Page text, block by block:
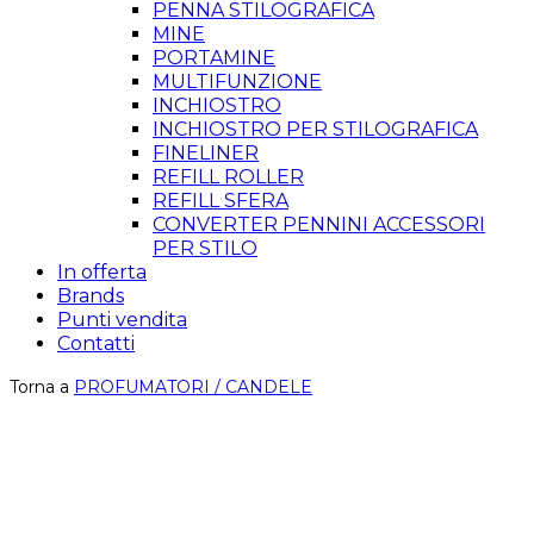
PENNA STILOGRAFICA
MINE
PORTAMINE
MULTIFUNZIONE
INCHIOSTRO
INCHIOSTRO PER STILOGRAFICA
FINELINER
REFILL ROLLER
REFILL SFERA
CONVERTER PENNINI ACCESSORI
PER STILO
In offerta
Brands
Punti vendita
Contatti
Torna a PROFUMATORI / CANDELE